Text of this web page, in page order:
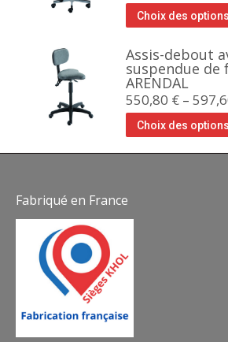
Choix des options
Assis-debout
suspendue de
ARENDAL
550,80 € –
Choix des options
Fabriqué en France